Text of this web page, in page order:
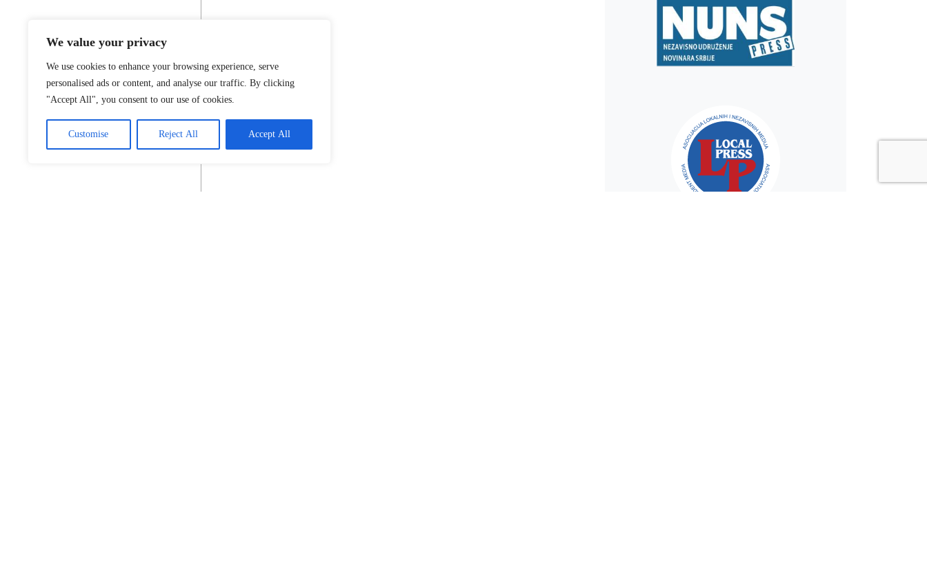
We value your privacy
We use cookies to enhance your browsing experience, serve
personalised ads or content, and analyse our traffic. By clicking
"Accept All", you consent to our use of cookies.
Customise Reject All Accept All